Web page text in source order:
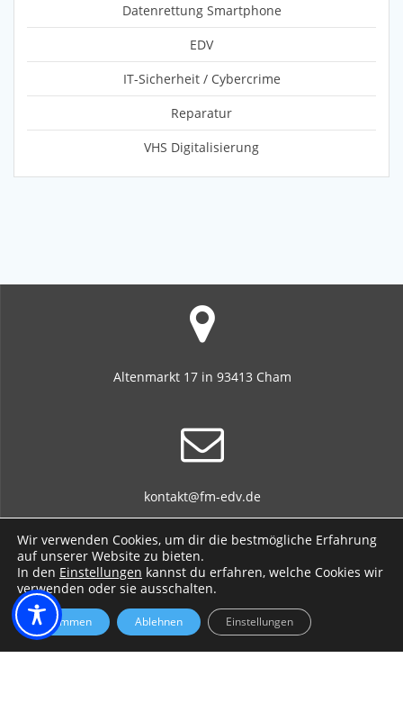
Datenrettung Smartphone
EDV
IT-Sicherheit / Cybercrime
Reparatur
VHS Digitalisierung
Altenmarkt 17 in 93413 Cham
kontakt@fm-edv.de
+49 170 701 717 3 / +49 9971 765 496 8
Wir verwenden Cookies, um dir die bestmögliche Erfahrung
auf unserer Website zu bieten.
In den Einstellungen kannst du erfahren, welche Cookies wir
verwenden oder sie ausschalten.
Zustimmen Ablehnen Einstellungen